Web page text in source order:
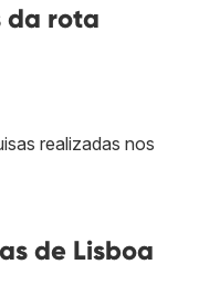
da rota
realizadas nos
de Lisboa